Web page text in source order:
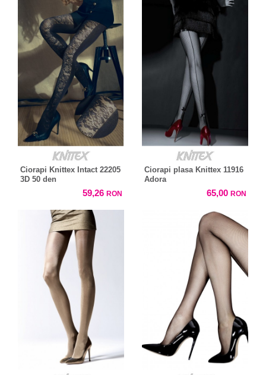
Ciorapi Knittex Intact 22205
3D 50 den
59,26 RON
Ciorapi plasa Knittex 11916
Adora
65,00 RON